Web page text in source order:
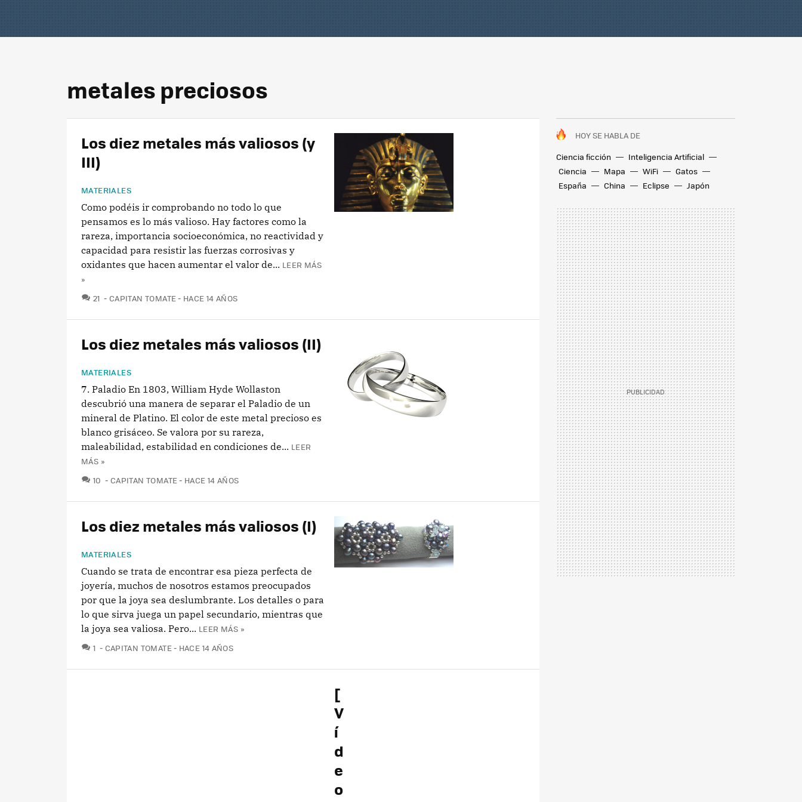
metales preciosos
HOY SE HABLA DE
Ciencia ficción
Inteligencia Artificial
Ciencia
Mapa WiFi
Gatos
España
China Eclipse Japón
Los diez metales más valiosos (y
III)
MATERIALES
Como podéis ir comprobando no todo lo que
pensamos es lo más valioso. Hay factores como la
rareza, importancia socioeconómica, no reactividad y
capacidad para resistir las fuerzas corrosivas y
oxidantes que hacen aumentar el valor de... LEER MÁS
»
21 COMENTARIOS
CAPITAN TOMATE HACE 14 AÑOS
Los diez metales más valiosos (II)
MATERIALES
7. Paladio En 1803, William Hyde Wollaston
descubrió una manera de separar el Paladio de un
mineral de Platino. El color de este metal precioso es
blanco grisáceo. Se valora por su rareza,
maleabilidad, estabilidad en condiciones de... LEER
MÁS »
10 COMENTARIOS
CAPITAN TOMATE HACE 14 AÑOS
Los diez metales más valiosos (I)
MATERIALES
Cuando se trata de encontrar esa pieza perfecta de
joyería, muchos de nosotros estamos preocupados
por que la joya sea deslumbrante. Los detalles o para
lo que sirva juega un papel secundario, mientras que
la joya sea valiosa. Pero... LEER MÁS »
1 COMENTARIOS
CAPITAN TOMATE HACE 14 AÑOS
[
V
í
d
e
o